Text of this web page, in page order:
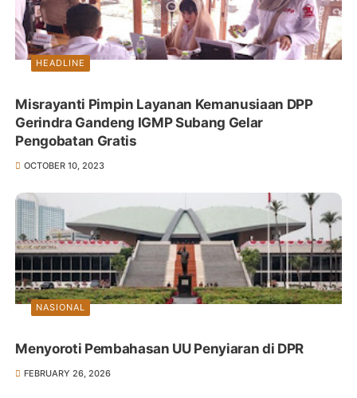
HEADLINE
Misrayanti Pimpin Layanan Kemanusiaan DPP
Gerindra Gandeng IGMP Subang Gelar
Pengobatan Gratis
OCTOBER 10, 2023
NASIONAL
Menyoroti Pembahasan UU Penyiaran di DPR
FEBRUARY 26, 2026